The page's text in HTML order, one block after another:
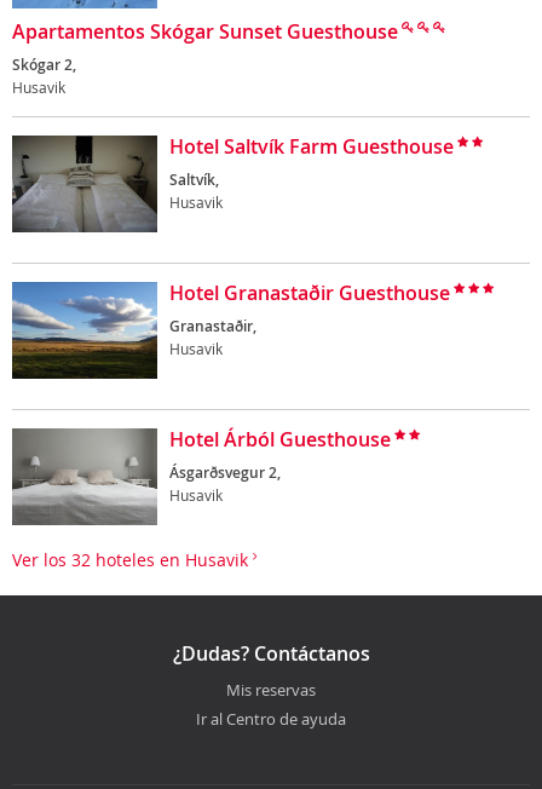
Apartamentos Skógar Sunset Guesthouse
Skógar 2,
Husavik
Hotel Saltvík Farm Guesthouse
Saltvík,
Husavik
Hotel Granastaðir Guesthouse
Granastaðir,
Husavik
Hotel Árból Guesthouse
Ásgarðsvegur 2,
Husavik
Ver los 32 hoteles en Husavik
¿Dudas? Contáctanos
Mis reservas
Ir al Centro de ayuda